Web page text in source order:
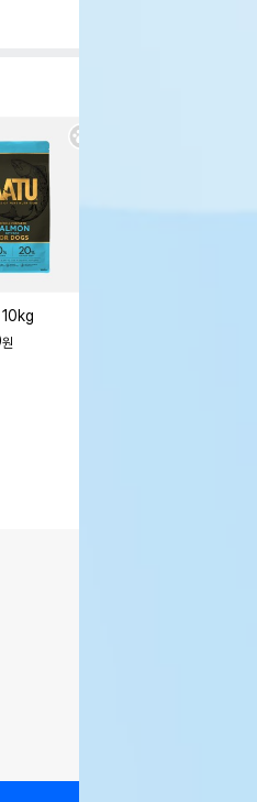
10kg
원